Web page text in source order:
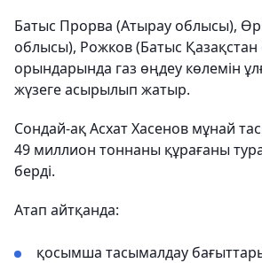
Батыс Прорва (Атырау облысы),
облысы), Рожков (Батыс
орындарында газ өңдеу көлемін
жүзеге асырылып жатыр.
Сондай-ақ Асхат Хасенов мұнай
49 миллион тоннаны құрағаны
берді.
Атап айтқанда:
қосымша тасымалдау